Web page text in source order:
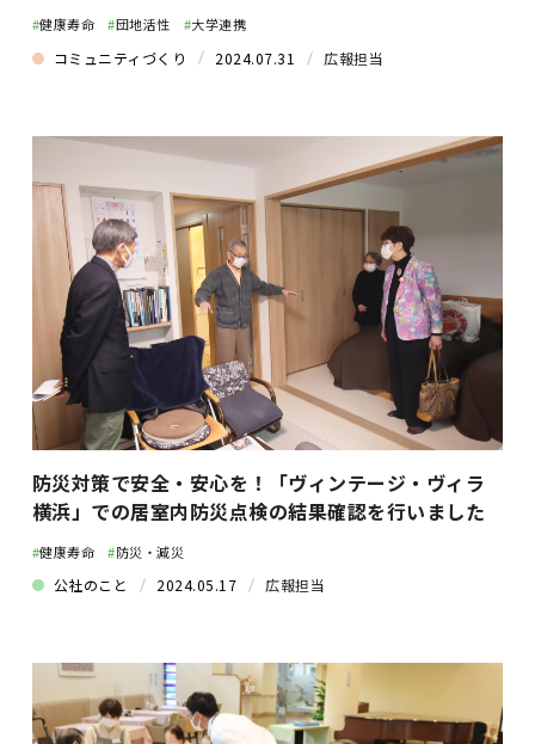
#健康寿命 #団地活性 #大学連携
コミュニティづくり 2024.07.31 広報担当
防災対策で安全・安心を！「ヴィンテージ・ヴィラ
横浜」での居室内防災点検の結果確認を行いました
#健康寿命 #防災・減災
公社のこと 2024.05.17 広報担当